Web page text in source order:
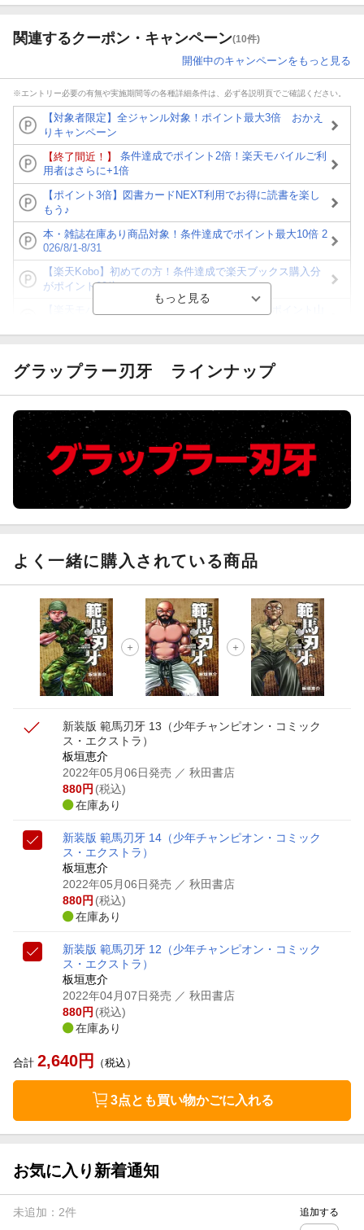
関連するクーポン・キャンペーン(10件)
開催中のキャンペーンをもっと見る
※エントリー必要の有無や実施期間等の各種詳細条件は、必ず各説明頁でご確認ください。
【対象者限定】全ジャンル対象！ポイント最大3倍 おかえ
りキャンペーン
【終了間近！】
条件達成でポイント2倍！楽天モバイルご利
用者はさらに+1倍
【ポイント3倍】図書カードNEXT利用でお得に読書を楽し
もう♪
本・雑誌在庫あり商品対象！条件達成でポイント最大10倍 2
026/8/1-8/31
【楽天Kobo】初めての方！条件達成で楽天ブックス購入分
がポイント20倍
ト山分け
エントリー＆3,000円以上購入で無料データSIM（3GB/月プ
ラン）が当たる！
楽天モバイル紹介キャンペーンの拡散で300円OFFクーポン
進呈
グラップラー刃牙 ラインナップ
よく一緒に購入されている商品
新装版 範馬刃牙 13 （少年チャンピオン・コミック
ス・エクストラ）
板垣恵介
2022年05月06日発売 ／ 秋田書店
880円 (税込)
在庫あり
新装版 範馬刃牙 14 （少年チャンピオン・コミック
ス・エクストラ）
板垣恵介
2022年05月06日発売 ／ 秋田書店
880円 (税込)
在庫あり
新装版 範馬刃牙 12 （少年チャンピオン・コミック
ス・エクストラ）
板垣恵介
2022年04月07日発売 ／ 秋田書店
880円 (税込)
在庫あり
合計 2,640円 （税込）
3点とも買い物かごに入れる
お気に入り新着通知
未追加： 2件 追加する